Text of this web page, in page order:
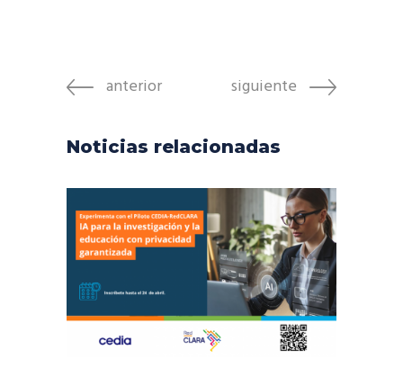
anterior siguiente
Noticias relacionadas